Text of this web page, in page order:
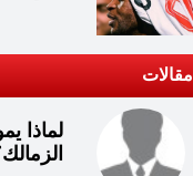
مقالات
لماذا